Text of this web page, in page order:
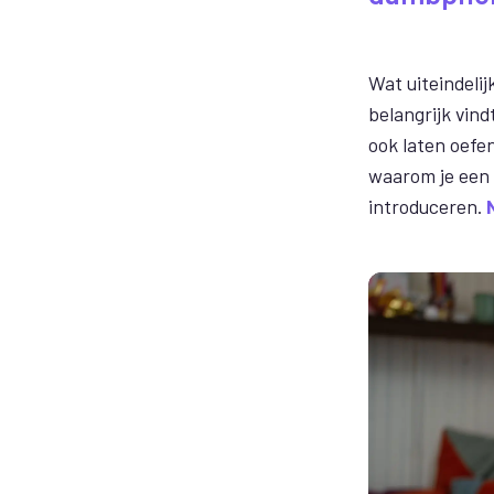
Wat
belangrijk
ook laten
waarom je
introduceren.